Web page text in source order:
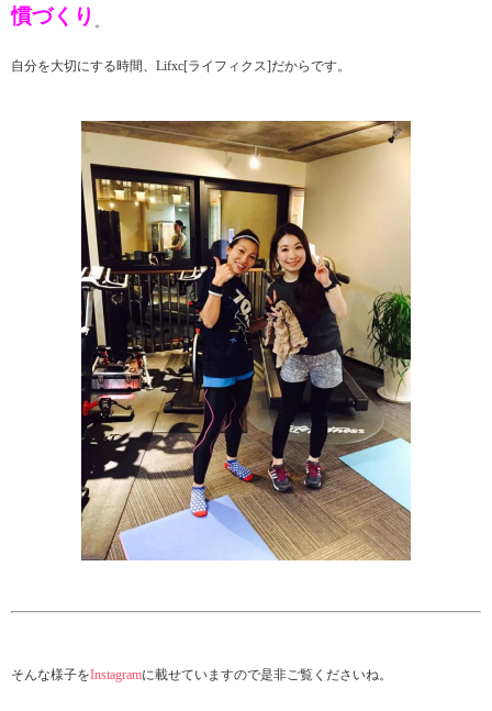
慣づくり 。
自分を大切にする時間、Lifxc[ライフィクス]だからです。
そんな様子をInstagramに載せていますので是非ご覧くださいね。